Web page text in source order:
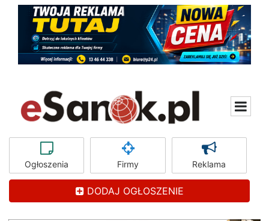
Ogłoszenia Firmy Reklama
DODAJ OGŁOSZENIE